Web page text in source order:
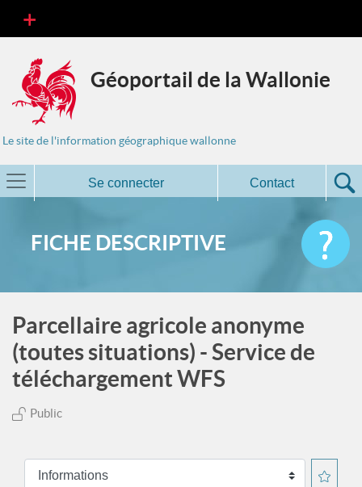
Géoportail de la Wallonie
Le site de l'information géographique wallonne
Se connecter Contact
FICHE DESCRIPTIVE
Parcellaire agricole anonyme
(toutes situations) - Service de
téléchargement WFS
Public